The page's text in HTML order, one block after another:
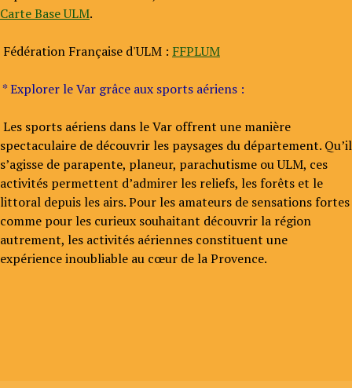
Carte Base ULM.
Fédération Française d'ULM : FFPLUM
* Explorer le Var grâce aux sports aériens :
Les sports aériens dans le Var offrent une manière
spectaculaire de découvrir les paysages du département. Qu’il
s’agisse de parapente, planeur, parachutisme ou ULM, ces
activités permettent d’admirer les reliefs, les forêts et le
littoral depuis les airs. Pour les amateurs de sensations fortes
comme pour les curieux souhaitant découvrir la région
autrement, les activités aériennes constituent une
expérience inoubliable au cœur de la Provence.